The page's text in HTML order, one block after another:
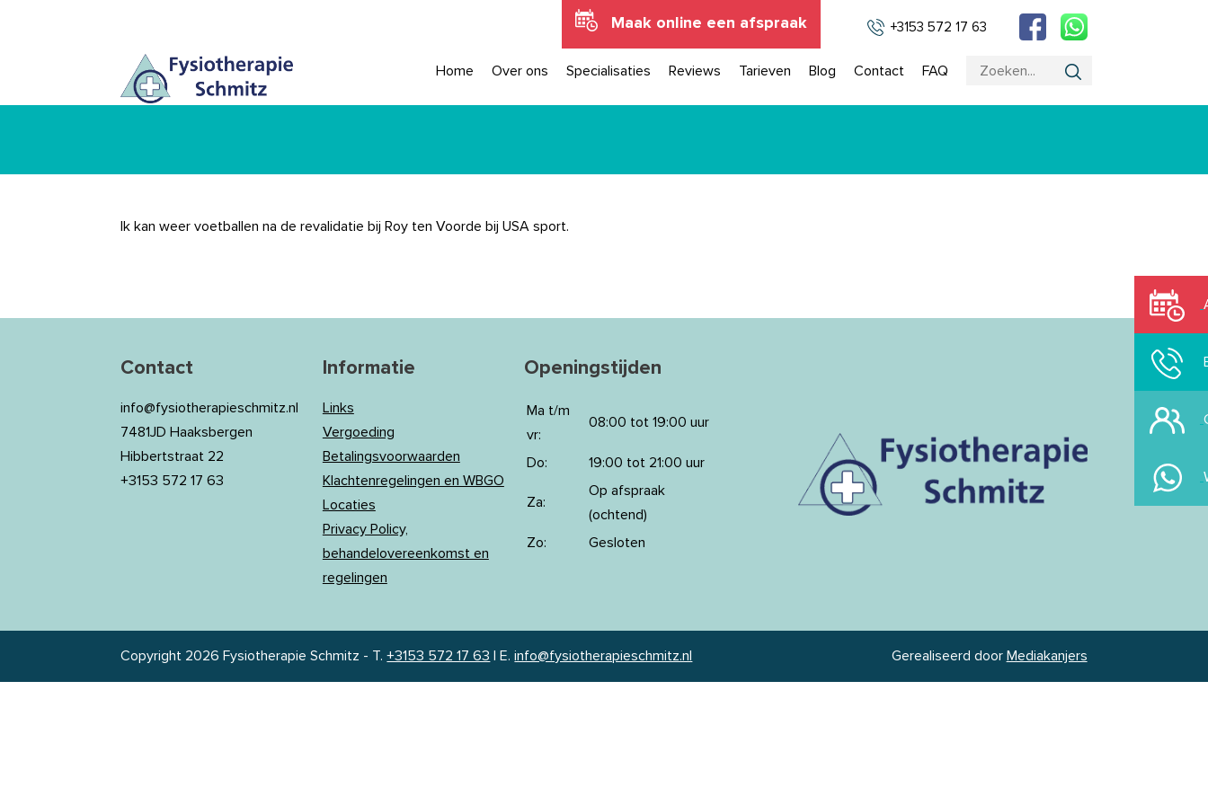
+3153 572 17 63
Maak online een afspraak
Home Over ons Specialisaties Reviews Tarieven Blog Contact FAQ
Ik kan weer voetballen na de revalidatie bij Roy ten Voorde bij USA sport.
Contact
info@fysiotherapieschmitz.nl
7481JD Haaksbergen
Hibbertstraat 22
+3153 572 17 63
Informatie
Links
Vergoeding
Betalingsvoorwaarden
Klachtenregelingen en WBGO
Locaties
Privacy Policy,
behandelovereenkomst en
regelingen
Openingstijden
Ma t/m
vr:
08:00 tot 19:00 uur
Do: 19:00 tot 21:00 uur
Za:
Op afspraak
(ochtend)
Zo:
Gesloten
Copyright 2026 Fysiotherapie Schmitz - T.+3153 572 17 63 E.info@fysiotherapieschmitz.nl Gerealiseerd door Mediakanjers